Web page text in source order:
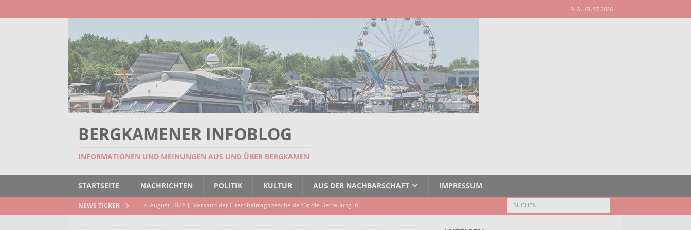
9. AUGUST 2026
BERGKAMENER INFOBLOG
INFORMATIONEN UND MEINUNGEN AUS UND ÜBER BERGKAMEN
STARTSEITE NACHRICHTEN POLITIK KULTUR AUS DER NACHBARSCHAFT IMPRESSUM
NEWS TICKER [ 7. August 2026 ] Versand der Elternbeitragsbescheide für die Betreuung in